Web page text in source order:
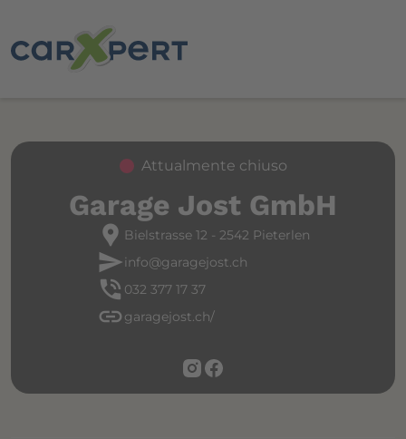
Attualmente chiuso
Garage Jost GmbH
location_pin Bielstrasse 12 - 2542 Pieterlen
sendinfo@garagejost.ch
phone_in_talk 032 377 17 37
link garagejost.ch/